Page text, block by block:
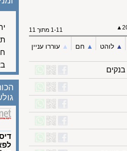
1-11 מתוך 11
לוהט ▲︎ חם ▲︎ עוררו עניין
תל